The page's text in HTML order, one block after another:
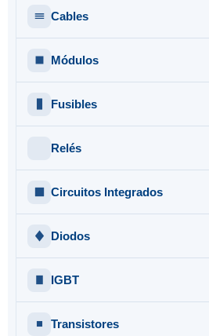
Cables
Módulos
Fusibles
Relés
Circuitos Integrados
Diodos
IGBT
Transistores